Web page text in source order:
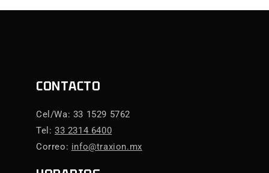
CONTACTO
Cel/Wa: 33 1529 5762
Tel:33 2314 6400
Correo: info@traxion.mx